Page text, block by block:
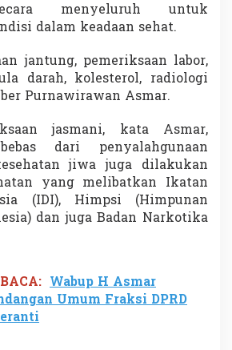
menyeluruh untuk
dalam keadaan sehat.
jantung, pemeriksaan labor,
darah, kolesterol, radiologi
Purnawirawan Asmar.
jasmani, kata Asmar,
dari penyalahgunaan
jiwa juga dilakukan
yang melibatkan Ikatan
(IDI), Himpsi (Himpunan
dan juga Badan Narkotika
Wabup H Asmar
Umum Fraksi DPRD